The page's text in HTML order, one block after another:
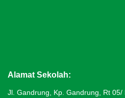
Alamat Sekolah:
Jl. Gandrung, Kp. Gandrung, Rt